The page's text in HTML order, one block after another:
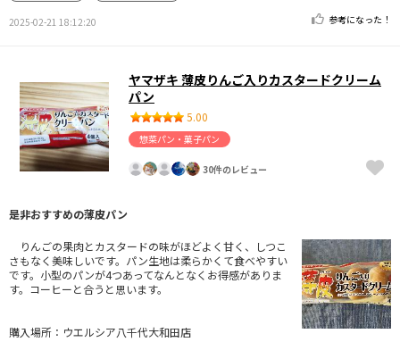
2025-02-21 18:12:20 参考になった！
ヤマザキ 薄皮りんご入りカスタードクリーム
パン
5.00
惣菜パン・菓子パン
30件のレビュー
是非おすすめの薄皮パン
りんごの果肉とカスタードの味がほどよく甘く、しつこ
さもなく美味しいです。パン生地は柔らかくて食べやすい
です。小型のパンが4つあってなんとなくお得感がありま
す。コーヒーと合うと思います。
購入場所：ウエルシア八千代大和田店